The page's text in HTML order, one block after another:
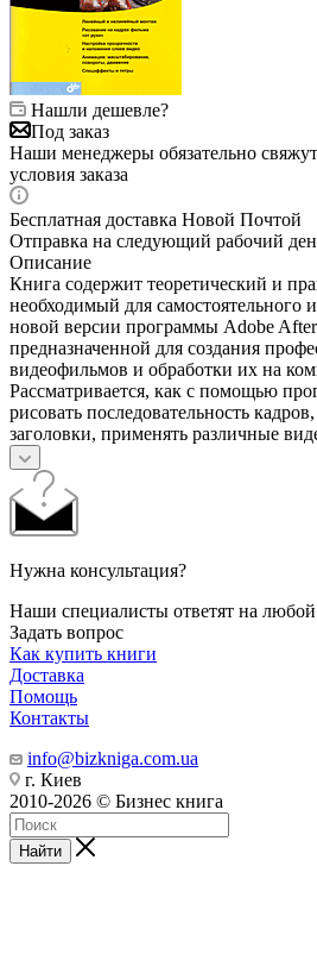
Нашли дешевле?
Под заказ
Наши менеджеры обязательно
условия заказа
Бесплатная доставка Новой Почтой
Отправка на следующий рабочий
Описание
Книга содержит теоретический и
необходимый для самостоятельного
новой версии программы Adobe
предназначенной для создания
видеофильмов и обработки их на
Рассматривается, как с помощью
рисовать последовательность
заголовки, применять различные
Нужна консультация?
Наши специалисты ответят на
Задать вопрос
Как купить книги
Доставка
Помощь
Контакты
info@bizkniga.com.ua
г. Киев
2010-2026 © Бизнес книга
Найти